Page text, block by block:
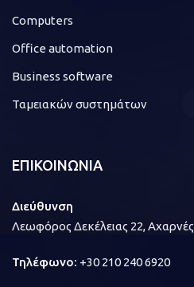
Computers
Office automation
Business software
Ταμειακών συστημάτων
ΕΠΙΚΟΙΝΩΝΙΑ
Διεύθυνση
Λεωφόρος Δεκέλειας 22, Αχαρνές
Τηλέφωνο: +30 210 240 6920